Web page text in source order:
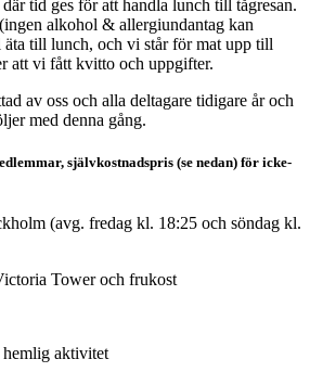
tid ges för att handla lunch till tågresan.
alkohol & allergiundantag kan
till lunch, och vi står för mat upp till
att vi fått kvitto och uppgifter.
av oss och alla deltagare tidigare år och
med denna gång.
självkostnadspris (se nedan) för icke-
(avg. fredag kl. 18:25 och söndag kl.
Tower och frukost
aktivitet